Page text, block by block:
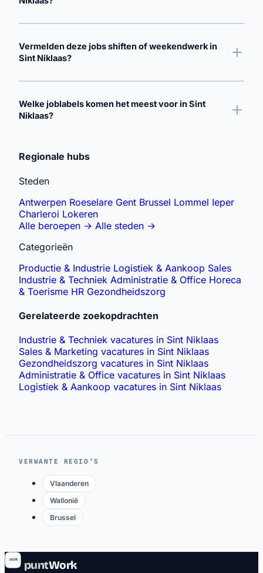
Vermelden deze jobs shiften of weekendwerk in
Sint Niklaas?
Welke joblabels komen het meest voor in Sint
Niklaas?
Gerelateerde zoekopdrachten verkennen
Regionale hubs
Steden
Antwerpen Roeselare Gent Brussel Lommel Ieper
Charleroi Lokeren
Alle beroepen → Alle steden →
Categorieën
Productie & Industrie Logistiek & Aankoop Sales
Industrie & Techniek Administratie & Office Horeca
& Toerisme HR Gezondheidszorg
Gerelateerde zoekopdrachten
Industrie & Techniek vacatures in Sint Niklaas
Sales & Marketing vacatures in Sint Niklaas
Gezondheidszorg vacatures in Sint Niklaas
Administratie & Office vacatures in Sint Niklaas
Logistiek & Aankoop vacatures in Sint Niklaas
VERWANTE REGIO’S
Vlaanderen
Wallonië
Brussel
puntWork